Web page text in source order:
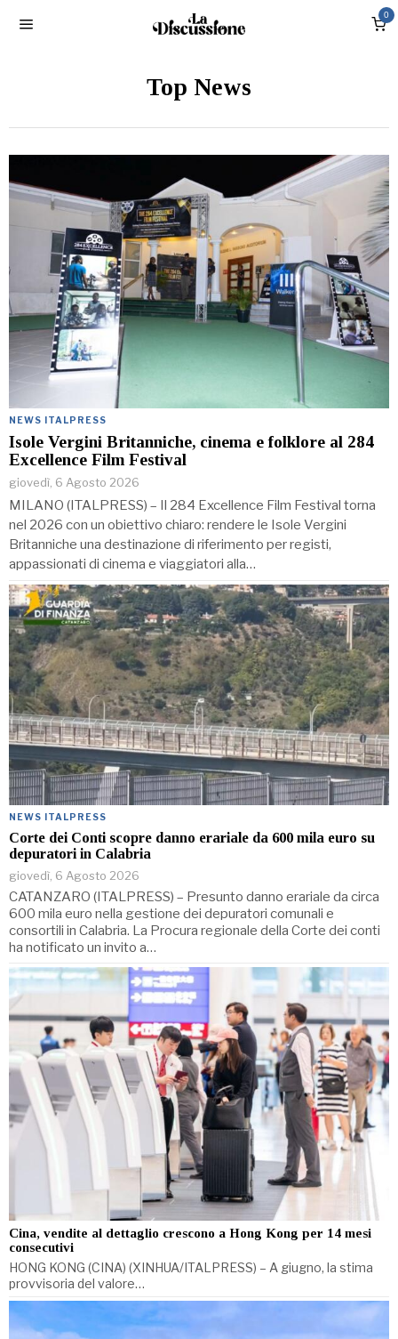
0
Top News
NEWS ITALPRESS
Isole Vergini Britanniche, cinema e folklore al 284
Excellence Film Festival
giovedì, 6 Agosto 2026
MILANO (ITALPRESS) – Il 284 Excellence Film Festival torna
nel 2026 con un obiettivo chiaro: rendere le Isole Vergini
Britanniche una destinazione di riferimento per registi,
appassionati di cinema e viaggiatori alla…
NEWS ITALPRESS
Corte dei Conti scopre danno erariale da 600 mila euro su
depuratori in Calabria
giovedì, 6 Agosto 2026
CATANZARO (ITALPRESS) – Presunto danno erariale da circa
600 mila euro nella gestione dei depuratori comunali e
consortili in Calabria. La Procura regionale della Corte dei conti
ha notificato un invito a…
Cina, vendite al dettaglio crescono a Hong Kong per 14 mesi
consecutivi
HONG KONG (CINA) (XINHUA/ITALPRESS) – A giugno, la stima
provvisoria del valore…